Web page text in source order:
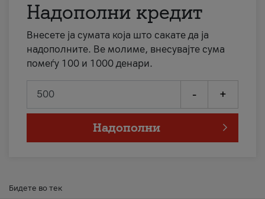
Надополни кредит
Внесете ја сумата која што сакате да ја
надополните. Ве молиме, внесувајте сума
помеѓу 100 и 1000 денари.
- +
Надополни
Бидете во тек